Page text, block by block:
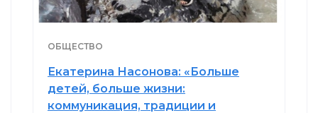
ОБЩЕСТВО
Екатерина Насонова: «Больше
детей, больше жизни:
коммуникация, традиции и